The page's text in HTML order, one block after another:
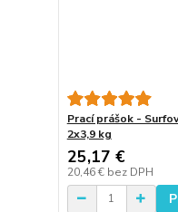
Prací prášok -
2x3,9 kg
25,17 €
20,46 € bez DPH